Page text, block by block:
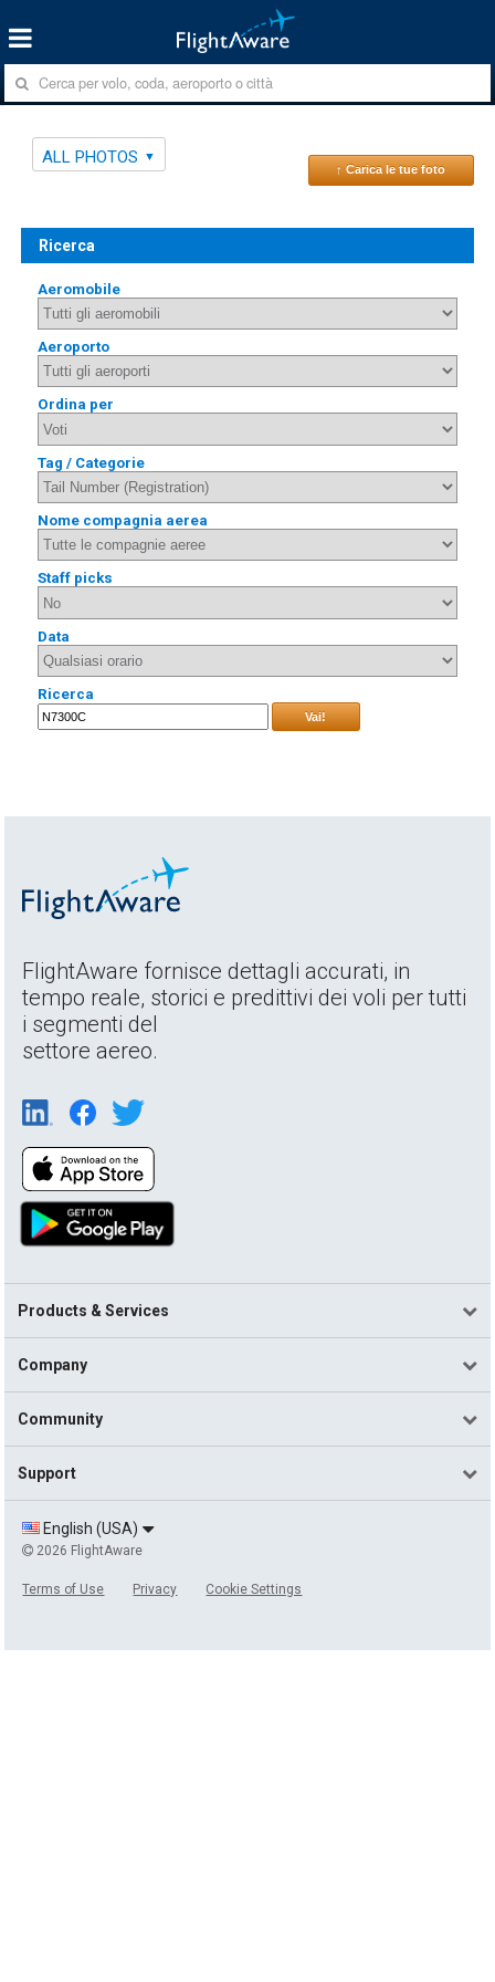
ALL PHOTOS
↑ Carica le tue foto
Ricerca
Aeromobile
Aeroporto
Ordina per
Tag / Categorie
Nome compagnia aerea
Staff picks
Data
Ricerca
Vai!
FlightAware fornisce dettagli accurati, in
tempo reale, storici e predittivi dei voli per tutti
i segmenti del
settore aereo.
Products & Services
Company
Community
Support
English (USA)
2026 FlightAware
Terms of Use Privacy Cookie Settings